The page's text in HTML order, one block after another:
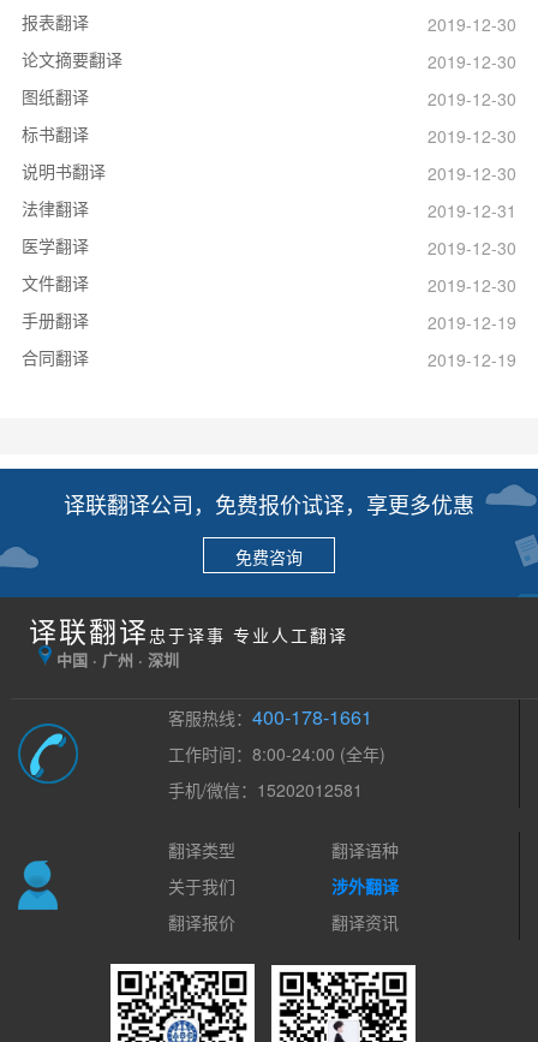
报表翻译
2019-12-30
论文摘要翻译
2019-12-30
图纸翻译
2019-12-30
标书翻译
2019-12-30
说明书翻译
2019-12-30
法律翻译
2019-12-31
医学翻译
2019-12-30
文件翻译
2019-12-30
手册翻译
2019-12-19
合同翻译
2019-12-19
译联翻译公司，免费报价试译，享更多优惠
免费咨询
译联翻译 忠于译事 专业人工翻译
中国 · 广州 · 深圳
客服热线：400-178-1661
工作时间：8:00-24:00 (全年)
手机/微信：15202012581
翻译类型
翻译语种
关于我们
涉外翻译
翻译报价
翻译资讯